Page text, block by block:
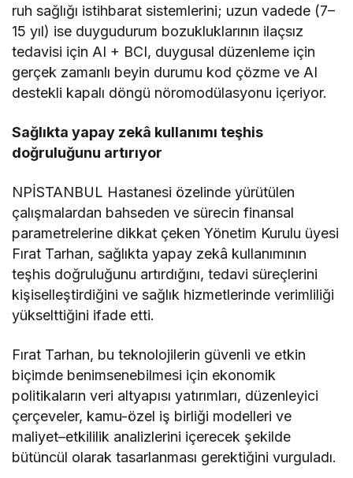
ruh sağlığı istihbarat sistemlerini; uzun vadede (7–
15 yıl) ise duygudurum bozukluklarının ilaçsız
tedavisi için AI + BCI, duygusal düzenleme için
gerçek zamanlı beyin durumu kod çözme ve AI
destekli kapalı döngü nöromodülasyonu içeriyor.
Sağlıkta yapay zekâ kullanımı teşhis
doğruluğunu artırıyor
NPİSTANBUL Hastanesi özelinde yürütülen
çalışmalardan bahseden ve sürecin finansal
parametrelerine dikkat çeken Yönetim Kurulu üyesi
Fırat Tarhan, sağlıkta yapay zekâ kullanımının
teşhis doğruluğunu artırdığını, tedavi süreçlerini
kişiselleştirdiğini ve sağlık hizmetlerinde verimliliği
yükselttiğini ifade etti.
Fırat Tarhan, bu teknolojilerin güvenli ve etkin
biçimde benimsenebilmesi için ekonomik
politikaların veri altyapısı yatırımları, düzenleyici
çerçeveler, kamu-özel iş birliği modelleri ve
maliyet–etkililik analizlerini içerecek şekilde
bütüncül olarak tasarlanması gerektiğini vurguladı.